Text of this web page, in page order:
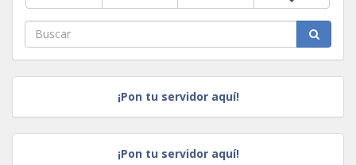
¡Pon tu servidor aquí!
¡Pon tu servidor aquí!